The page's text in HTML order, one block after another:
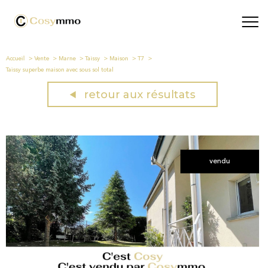
Accueil Vente Marne Taissy Maison
T7
Taissy superbe maison avec sous sol total
retour aux résultats
vendu